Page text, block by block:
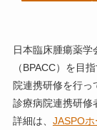
日本臨床腫瘍薬学
（BPACC）を目
院連携研修を行
診療病院連携研修
詳細は、 JASPO